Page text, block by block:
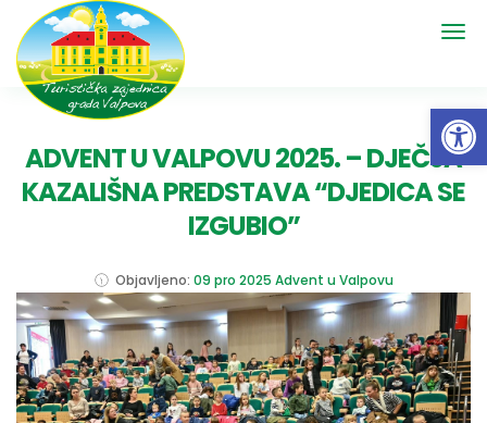
ADVENT U VALPOVU 2025. – DJEČJA
KAZALIŠNA PREDSTAVA “DJEDICA SE
IZGUBIO”
Objavljeno: 09 pro 2025 Advent u Valpovu